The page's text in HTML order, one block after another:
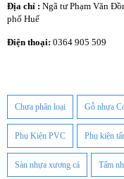
Địa chỉ : Ngã tư Phạm Văn
phố Huế
Điện thoại: 0364 905 509
Chưa phân loại Gỗ nhựa
Phụ Kiện PVC Phụ kiện
Sàn nhựa xương cá Tấm